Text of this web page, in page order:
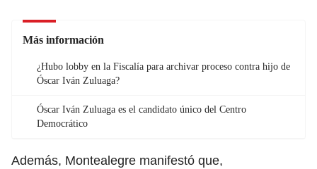
Más información
¿Hubo lobby en la Fiscalía para archivar proceso contra hijo de
Óscar Iván Zuluaga?
Óscar Iván Zuluaga es el candidato único del Centro
Democrático
Además, Montealegre manifestó que,